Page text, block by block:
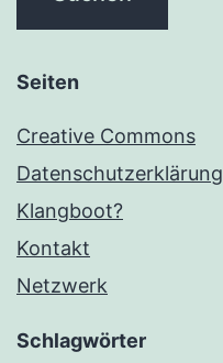
Seiten
Creative Commons
Datenschutzerklärung
Klangboot?
Kontakt
Netzwerk
Schlagwörter